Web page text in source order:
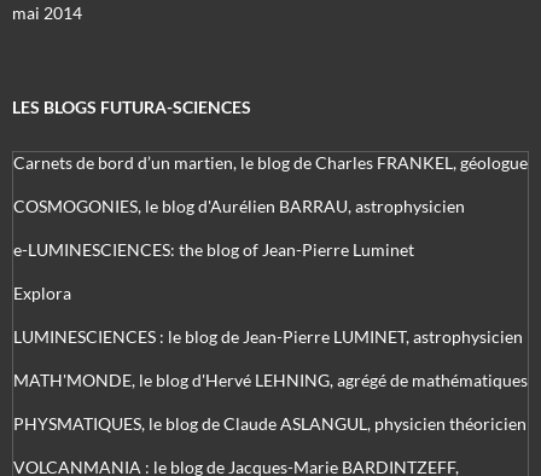
mai 2014
LES BLOGS FUTURA-SCIENCES
Carnets de bord d’un martien, le blog de Charles FRANKEL, géologue
COSMOGONIES, le blog d'Aurélien BARRAU, astrophysicien
e-LUMINESCIENCES: the blog of Jean-Pierre Luminet
Explora
LUMINESCIENCES : le blog de Jean-Pierre LUMINET, astrophysicien
MATH'MONDE, le blog d'Hervé LEHNING, agrégé de mathématiques
PHYSMATIQUES, le blog de Claude ASLANGUL, physicien théoricien
VOLCANMANIA : le blog de Jacques-Marie BARDINTZEFF,